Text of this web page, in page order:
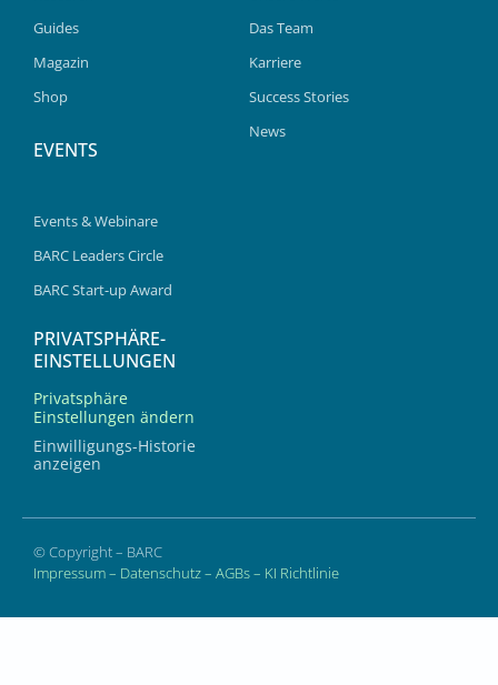
Guides
Magazin
Shop
EVENTS
Events & Webinare
BARC Leaders Circle
BARC Start-up Award
Das Team
Karriere
Success Stories
News
PRIVATSPHÄRE-
EINSTELLUNGEN
Privatsphäre
Einstellungen ändern
Einwilligungs-Historie
anzeigen
© Copyright – BARC
Impressum– Datenschutz– AGBs– KI Richtlinie